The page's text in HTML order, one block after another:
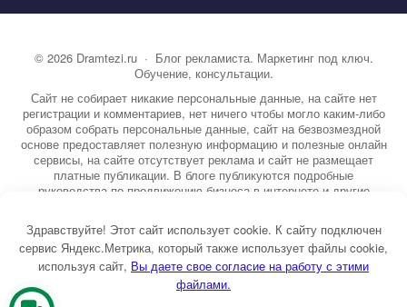
© 2026 Dramtezi.ru· Блог рекламиста. Маркетинг под ключ.
Обучение, консультации.
Сайт не собирает никакие персональные данные, на сайте нет
регистрации и комментариев, нет ничего чтобы могло каким-либо
образом собрать персональные данные, сайт на безвозмездной
основе предоставляет полезную информацию и полезные онлайн
сервисы, на сайте отсутствует реклама и сайт не размещает
платные публикации. В блоге публикуются подробные
руководства по продвижению бизнеса в интернете и другие
информацию о маркетинге, рекламе, копирайтинге и другие темы.
На сайте опубликовано более 3000 статей.
Тема от GoodwinPress.ru
Здравствуйте! Этот сайт использует cookie. К сайту подключен
сервис Яндекс.Метрика, который также использует файлы cookie,
используя сайт, ы даете свое согласие на работу с этими
файлами.